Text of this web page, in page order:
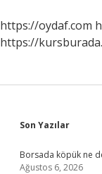
https://oydaf.com
https://
Sidebar
Son Yazılar
Borsada köpük ne
Ağustos 6, 2026